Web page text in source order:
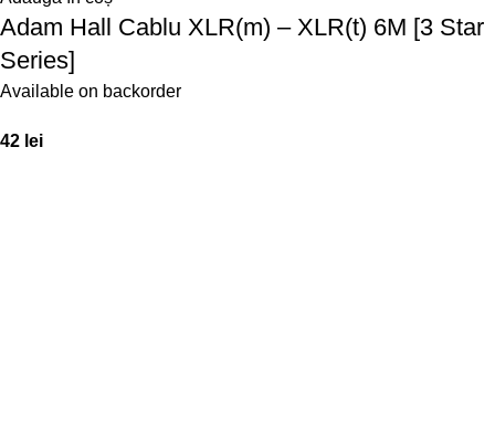
Adam Hall Cablu XLR(m) – XLR(t) 6M [3 Star
Series]
Available on backorder
42 lei